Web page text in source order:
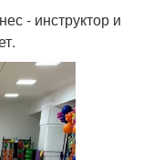
- инструктор и